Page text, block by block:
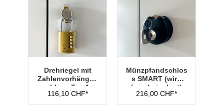
Drehriegel mit
Zahlenvorhänges
chloss Typ 1
116,10 CHF*
Münzpfandschlos
s SMART (wird
lose beigelegt)
216,00 CHF*